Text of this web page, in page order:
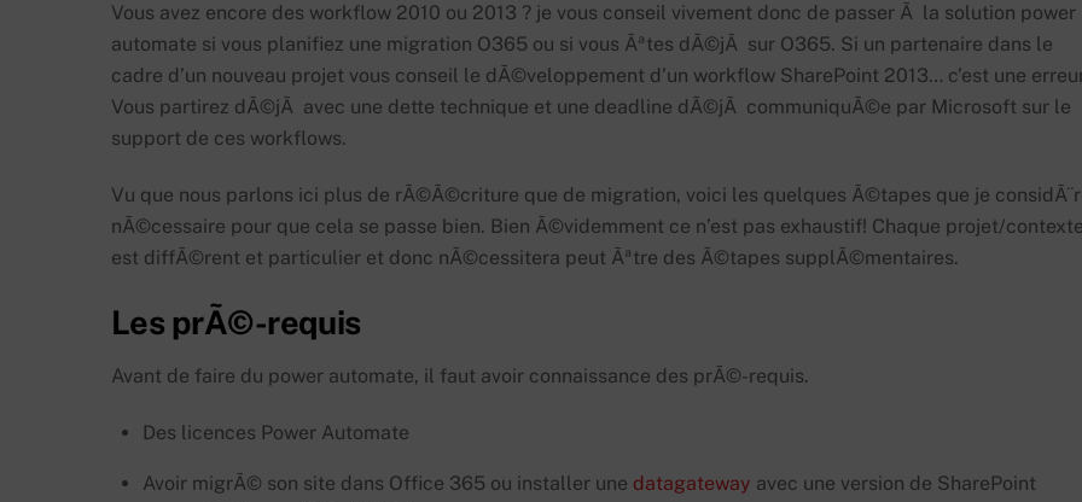
Vous avez encore des workflow 2010 ou 2013 ? je vous conseil vivement donc de passer Ã la solution power
automate si vous planifiez une migration O365 ou si vous Ãªtes dÃ©jÃ sur O365. Si un partenaire dans le
cadre d’un nouveau projet vous conseil le dÃ©veloppement d’un workflow SharePoint 2013… c’est une
Vous partirez dÃ©jÃ avec une dette technique et une deadline dÃ©jÃ communiquÃ©e par Microsoft sur le
support de ces workflows.
Vu que nous parlons ici plus de rÃ©Ã©criture que de migration, voici les quelques Ã©tapes que je
nÃ©cessaire pour que cela se passe bien. Bien Ã©videmment ce n’est pas exhaustif! Chaque projet/
est diffÃ©rent et particulier et donc nÃ©cessitera peut Ãªtre des Ã©tapes supplÃ©mentaires.
Les prÃ©-requis
Avant de faire du power automate, il faut avoir connaissance des prÃ©-requis.
Des licences Power Automate
Avoir migrÃ© son site dans Office 365 ou installer une datagateway avec une version de SharePoint